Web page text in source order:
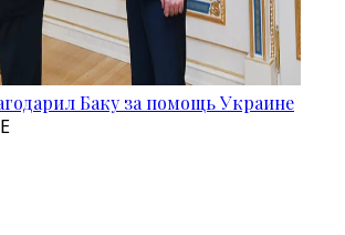
Баку за помощь Украине